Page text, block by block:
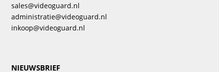
sales@videoguard.nl
administratie@videoguard.nl
inkoop@videoguard.nl
NIEUWSBRIEF